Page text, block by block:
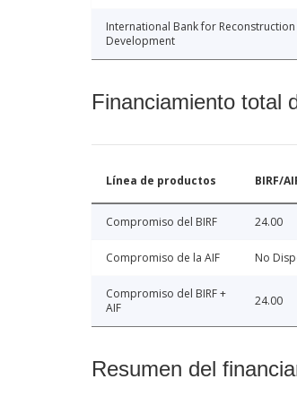
International Bank for
Development
Financiamiento total
Línea de productos BIRF/
Compromiso del BIRF 24.00
Compromiso de la AIF No
Compromiso del BIRF +
AIF
24.00
Resumen del